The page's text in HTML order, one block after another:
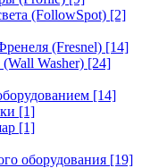
(FollowSpot) [2]
(Fresnel) [14]
Washer) [24]
[14]
[1]
[1]
оборудования [19]